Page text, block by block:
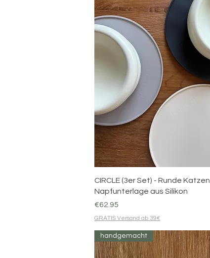
Quick View
CIRCLE (3er Set) - Runde Katzen
Napfunterlage aus Silikon
Price
€62.95
GRATIS Versand ab 39€
handgemacht